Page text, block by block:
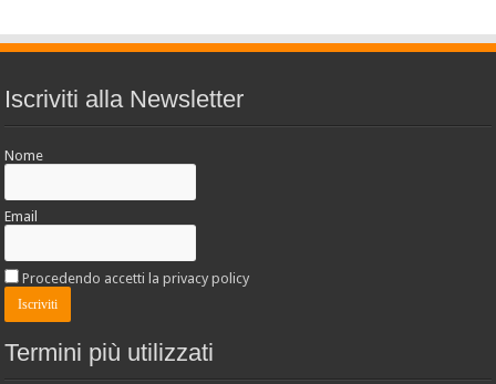
Iscriviti alla Newsletter
Nome
Email
Procedendo accetti la privacy policy
Termini più utilizzati